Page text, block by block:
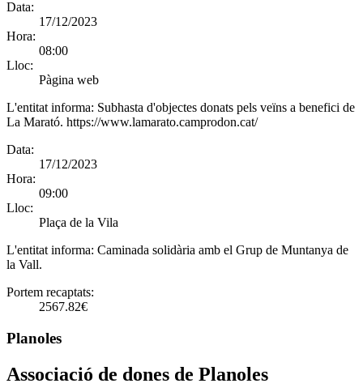
Data:
17/12/2023
Hora:
08:00
Lloc:
Pàgina web
L'entitat informa: Subhasta d'objectes donats pels veïns a benefici de
La Marató. https://www.lamarato.camprodon.cat/
Data:
17/12/2023
Hora:
09:00
Lloc:
Plaça de la Vila
L'entitat informa: Caminada solidària amb el Grup de Muntanya de
la Vall.
Portem recaptats:
2567.82€
Planoles
Associació de dones de Planoles